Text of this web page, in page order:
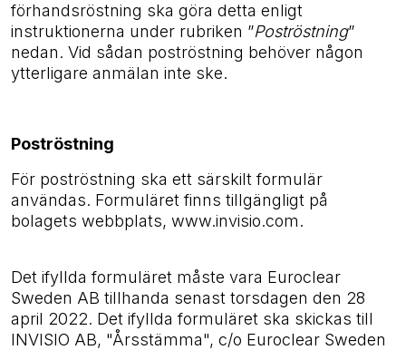
förhandsröstning ska göra detta enligt
instruktionerna under rubriken ”Poströstning”
nedan. Vid sådan poströstning behöver någon
ytterligare anmälan inte ske.
Poströstning
För poströstning ska ett särskilt formulär
användas. Formuläret finns tillgängligt på
bolagets webbplats, www.invisio.com.
Det ifyllda formuläret måste vara Euroclear
Sweden AB tillhanda senast torsdagen den 28
april 2022. Det ifyllda formuläret ska skickas till
INVISIO AB, "Årsstämma", c/o Euroclear Sweden